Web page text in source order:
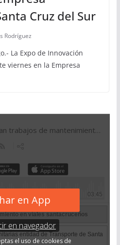
Cruz del Sur
Rodríguez
La Expo de Innovación
viernes en la Empresa